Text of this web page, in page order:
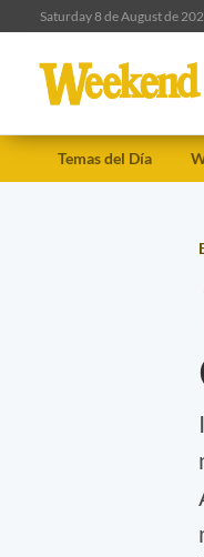
Saturday 8 de August de
Temas del Día